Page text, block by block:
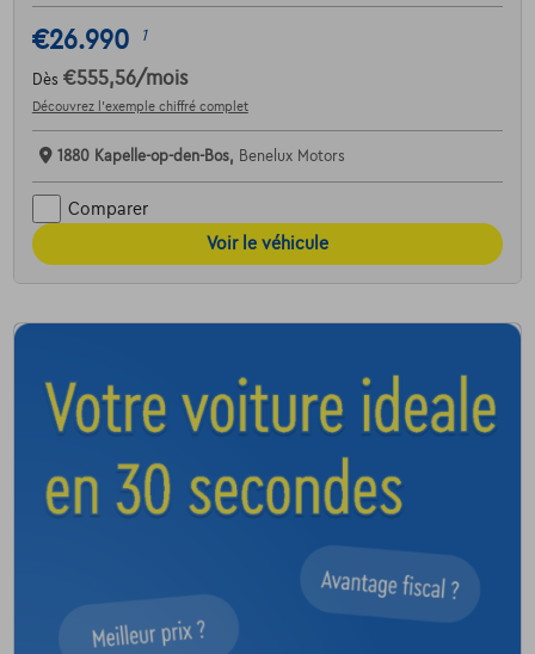
€26.990 1
Dès €555,56/mois
Découvrez l’exemple chiffré complet
1880 Kapelle-op-den-Bos, Benelux Motors
Comparer
Voir le véhicule